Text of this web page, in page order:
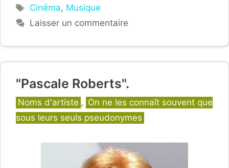
Étiquettes
Cinéma, Musique
Laisser un commentaire
"Pascale Roberts".
Catégories
Noms d'artiste , On ne les connaît souvent que
sous leurs seuls pseudonymes